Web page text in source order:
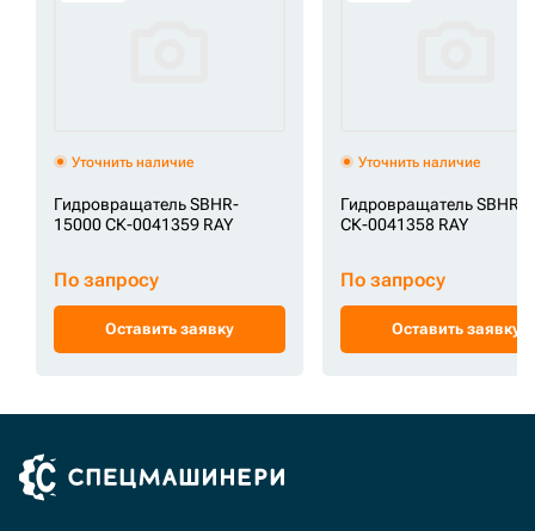
Уточнить наличие
Гидровращатель SBHR-
15000 СК-0041359 RAY
По запросу
Оставить заявку
Уточнить наличие
Гидровращатель SBHR-
СК-0041358 RAY
По запросу
Оставить заявку